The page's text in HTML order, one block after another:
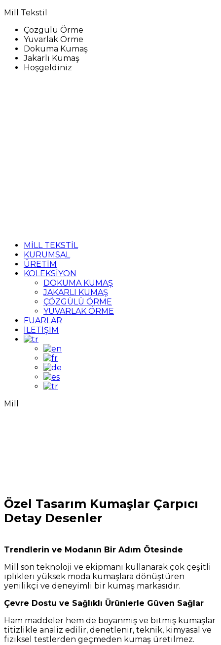
Mill Tekstil
Çözgülü Örme
Yuvarlak Örme
Dokuma Kumaş
Jakarlı Kumaş
Hoşgeldiniz
MİLL TEKSTİL
KURUMSAL
ÜRETİM
KOLEKSİYON
DOKUMA KUMAŞ
JAKARLI KUMAŞ
ÇÖZGÜLÜ ÖRME
YUVARLAK ÖRME
FUARLAR
İLETİŞİM
Mill
Özel Tasarım Kumaşlar Çarpıcı
Detay Desenler
Trendlerin ve Modanın Bir Adım Ötesinde
Mill son teknoloji ve ekipmanı kullanarak çok çeşitli
iplikleri yüksek moda kumaşlara dönüştüren
yenilikçi ve deneyimli bir kumaş markasıdır.
Çevre Dostu ve Sağlıklı Ürünlerle Güven Sağlar
Ham maddeler hem de boyanmış ve bitmiş kumaşlar
titizlikle analiz edilir, denetlenir, teknik, kimyasal ve
fiziksel testlerden geçmeden kumaş üretilmez.